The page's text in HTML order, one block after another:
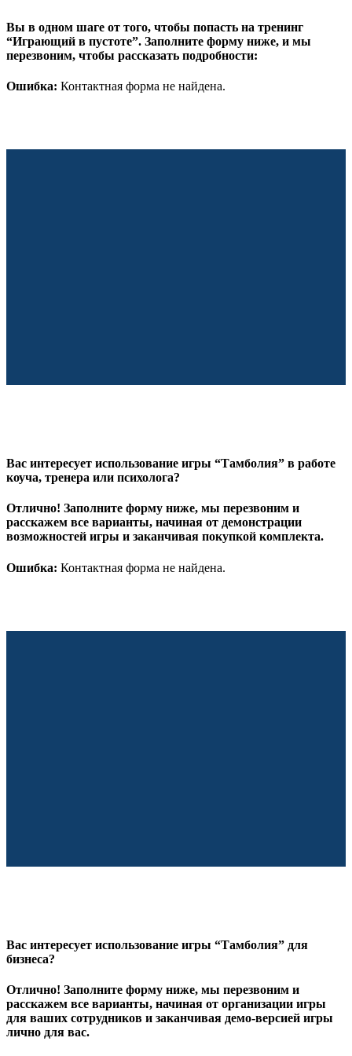
Вы в одном шаге от того, чтобы попасть на тренинг
“Играющий в пустоте”. Заполните форму ниже, и мы
перезвоним, чтобы рассказать подробности:
Ошибка: Контактная форма не найдена.
Вас интересует использование игры “Тамболия” в работе
коуча, тренера или психолога?
Отлично! Заполните форму ниже, мы перезвоним и
расскажем все варианты, начиная от демонстрации
возможностей игры и заканчивая покупкой комплекта.
Ошибка: Контактная форма не найдена.
Вас интересует использование игры “Тамболия” для
бизнеса?
Отлично! Заполните форму ниже, мы перезвоним и
расскажем все варианты, начиная от организации игры
для ваших сотрудников и заканчивая демо-версией игры
лично для вас.